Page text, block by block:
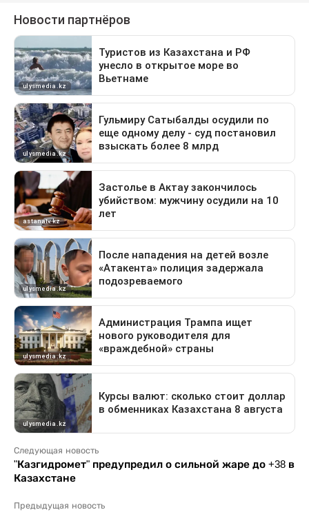
Следующая новость
"Казгидромет" предупредил о сильной жаре до +38 в
Казахстане
Предыдущая новость